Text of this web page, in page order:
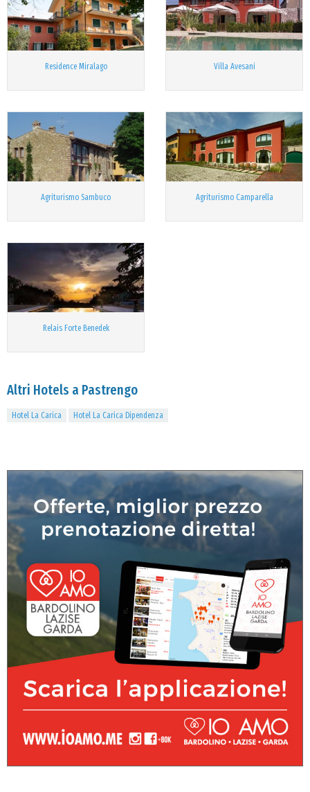
Residence Miralago Villa Avesani
Agriturismo Sambuco Agriturismo Camparella
Relais Forte Benedek
Altri Hotels a Pastrengo
Hotel La Carica Hotel La Carica Dipendenza